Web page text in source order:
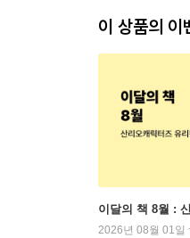
이 상품의 이
이달의 책 8월 :
2026년 08월 01일